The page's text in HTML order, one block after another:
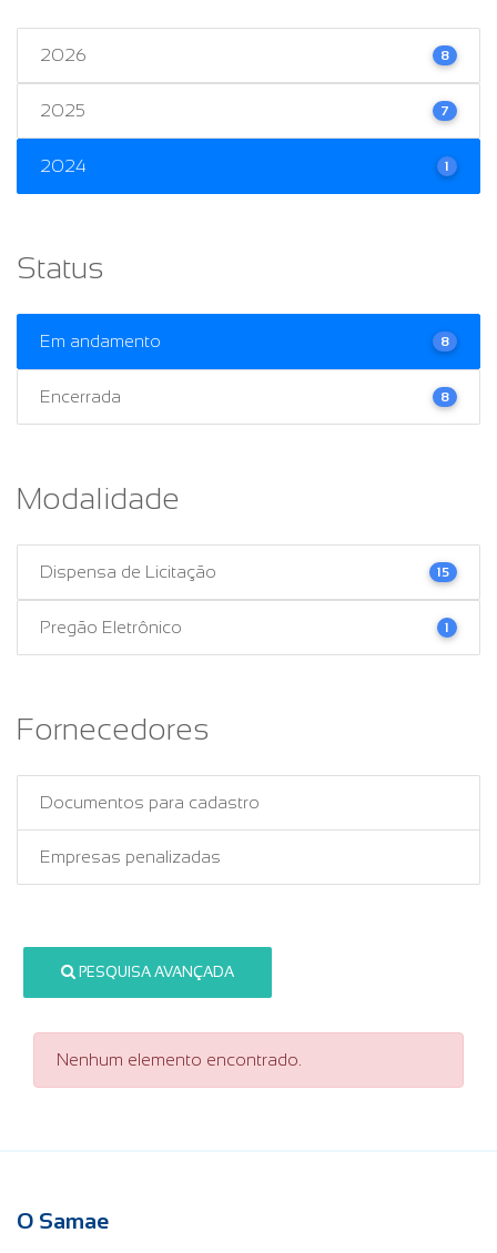
2026 8
2025 7
2024 1
Status
Em andamento 8
Encerrada 8
Modalidade
Dispensa de Licitação 15
Pregão Eletrônico 1
Fornecedores
Documentos para cadastro
Empresas penalizadas
PESQUISA AVANÇADA
Nenhum elemento encontrado.
O Samae